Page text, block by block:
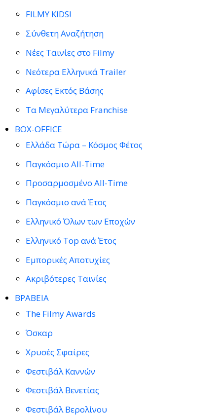
FILMY KIDS!
Σύνθετη Αναζήτηση
Νέες Ταινίες στο Filmy
Νεότερα Ελληνικά Trailer
Αφίσες Εκτός Βάσης
Τα Μεγαλύτερα Franchise
BOX-OFFICE
Ελλάδα Τώρα – Κόσμος Φέτος
Παγκόσμιο All-Time
Προσαρμοσμένο All-Time
Παγκόσμιο ανά Έτος
Ελληνικό Όλων των Εποχών
Ελληνικό Top ανά Έτος
Εμπορικές Αποτυχίες
Ακριβότερες Ταινίες
ΒΡΑΒΕΙΑ
The Filmy Awards
Όσκαρ
Χρυσές Σφαίρες
Φεστιβάλ Καννών
Φεστιβάλ Βενετίας
Φεστιβάλ Βερολίνου